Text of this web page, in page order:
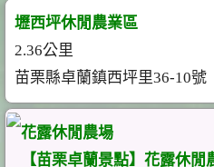
壢西坪休閒農業區
2.36公里
苗栗縣卓蘭鎮西坪里36-10號
花露休閒農場
【苗栗卓蘭景點】花露休